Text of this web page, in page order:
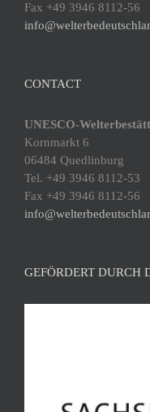
Fax +49 3946 8112-56
CONTACT
UNESCO-
Kornmarkt 6
06484 Quedlinburg
Tel. +49 3946 8112-53
Fax +49 3946 8112-56
GEFÖRDERT DURCH